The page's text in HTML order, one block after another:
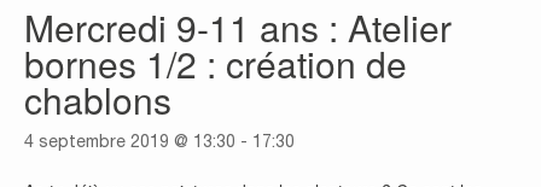
Mercredi 9-11 ans : Atelier
bornes 1/2 : création de
chablons
4 septembre 2019 @ 13:30 - 17:30